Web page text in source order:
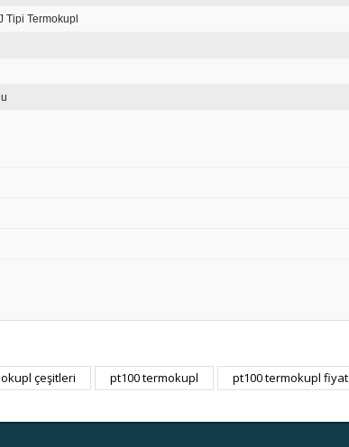
Tipi Termokupl
Bu ürüne ilk yorumu siz yapın!
çeşitleri pt100 termokupl pt100 termokupl fiyat